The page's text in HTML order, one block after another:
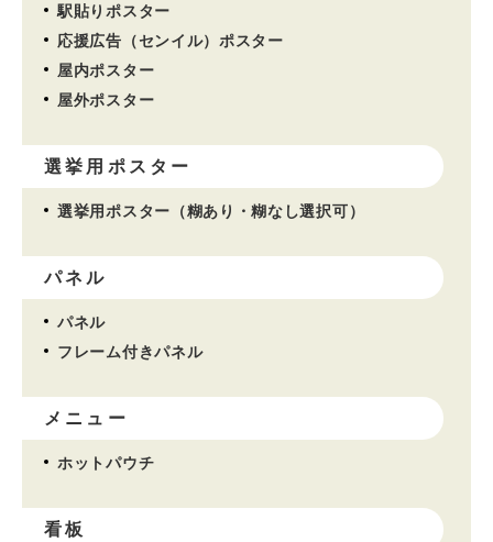
駅貼りポスター
応援広告（センイル）ポスター
屋内ポスター
屋外ポスター
選挙用ポスター
選挙用ポスター（糊あり・糊なし選択可）
パネル
パネル
フレーム付きパネル
メニュー
ホットパウチ
看板